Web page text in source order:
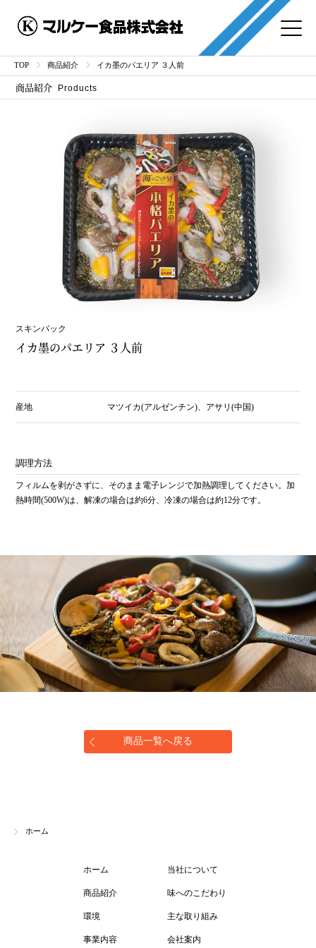
TOP 商品紹介 イカ墨のパエリア ３人前
商品紹介 Products
スキンパック
イカ墨のパエリア ３人前
産地 マツイカ(アルゼンチン)、アサリ(中国)
調理方法
フィルムを剥がさずに、そのまま電子レンジで加熱調理してください。加
熱時間(500W)は、解凍の場合は約6分、冷凍の場合は約12分です。
商品一覧へ戻る
ホーム
ホーム 当社について
商品紹介 味へのこだわり
環境 主な取り組み
事業内容 会社案内